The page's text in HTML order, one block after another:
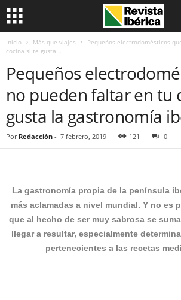
Inicio Más que viajes
Pequeños electrodomésticos
cocina si te gusta...
Pequeños
no pueden faltar en tu
gusta la gastronomía
Por Redacción - 7 febrero, 2019 121 0
La gastronomía propia de la península
más aclamadas a nivel mundial. Y no es
que al hecho de ser muy sabrosa se
llegar a resultar, especialmente
pertenecientes a las recetas